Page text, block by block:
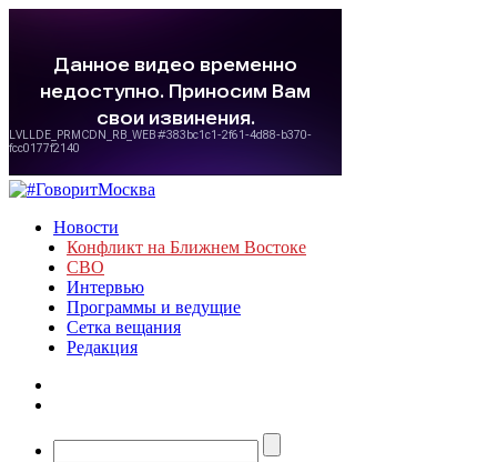
Новости
Конфликт на Ближнем Востоке
СВО
Интервью
Программы и ведущие
Сетка вещания
Редакция